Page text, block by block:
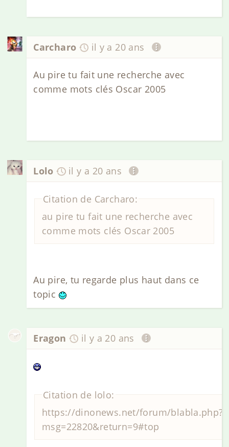
Carcharo il y a 20 ans
Au pire tu fait une recherche avec
comme mots clés Oscar 2005
Lolo il y a 20 ans
Citation de Carcharo:
au pire tu fait une recherche avec
comme mots clés Oscar 2005
Au pire, tu regarde plus haut dans ce
topic
Eragon il y a 20 ans
Citation de lolo:
https://dinonews.net/forum/blabla.php?
msg=22820&return=9#top